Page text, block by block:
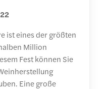
ist eines der größten
Million
Fest können Sie
Eine große